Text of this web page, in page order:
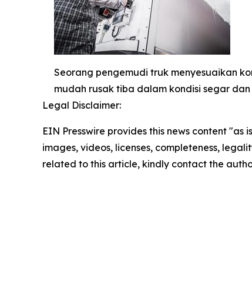
Seorang pengemudi truk menyesuaikan
mudah rusak tiba dalam kondisi segar dan
Legal Disclaimer:
EIN Presswire provides this news content
images, videos, licenses, completeness,
related to this article, kindly contact the